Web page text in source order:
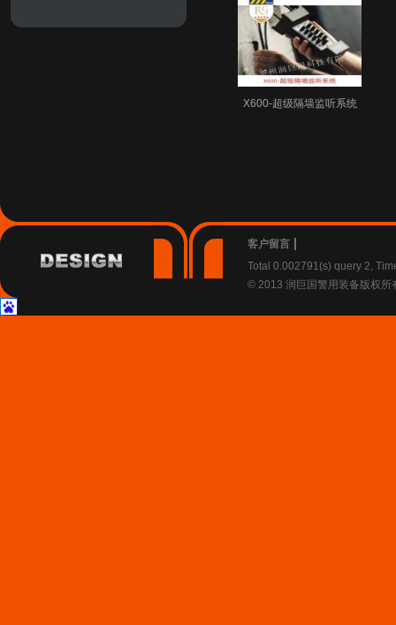
X600-超级隔墙监听系统
客户留言
Total 0.002791(s) query 2,
© 2013 润巨国警用装备版权所